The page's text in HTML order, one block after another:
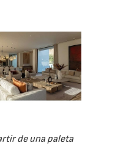
de una paleta